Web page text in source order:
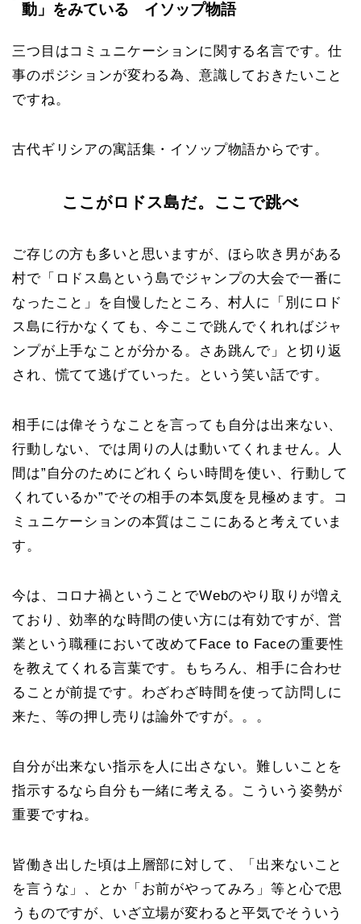
動」をみている イソップ物語
三つ目はコミュニケーションに関する名言です。仕
事のポジションが変わる為、意識しておきたいこと
ですね。
古代ギリシアの寓話集・イソップ物語からです。
ここがロドス島だ。ここで跳べ
ご存じの方も多いと思いますが、ほら吹き男がある
村で「ロドス島という島でジャンプの大会で一番に
なったこと」を自慢したところ、村人に「別にロド
ス島に行かなくても、今ここで跳んでくれればジャ
ンプが上手なことが分かる。さあ跳んで」と切り返
され、慌てて逃げていった。という笑い話です。
相手には偉そうなことを言っても自分は出来ない、
行動しない、では周りの人は動いてくれません。人
間は”自分のためにどれくらい時間を使い、行動して
くれているか”でその相手の本気度を見極めます。コ
ミュニケーションの本質はここにあると考えていま
す。
今は、コロナ禍ということでWebのやり取りが増え
ており、効率的な時間の使い方には有効ですが、営
業という職種において改めてFace to Faceの重要性
を教えてくれる言葉です。もちろん、相手に合わせ
ることが前提です。わざわざ時間を使って訪問しに
来た、等の押し売りは論外ですが。。。
自分が出来ない指示を人に出さない。難しいことを
指示するなら自分も一緒に考える。こういう姿勢が
重要ですね。
皆働き出した頃は上層部に対して、「出来ないこと
を言うな」、とか「お前がやってみろ」等と心で思
うものですが、いざ立場が変わると平気でそういう